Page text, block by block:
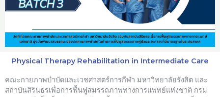
Physical Therapy Rehabilitation in Intermediate Care
คณะกายภาพบำบัดและเวชศาสตร์การกีฬา มหาวิทยาลัยรังสิต และ
สถาบันสิรินธรเพื่อการฟื้นฟูสมรรถภาพทางการแพทย์แห่งชาติ กรม